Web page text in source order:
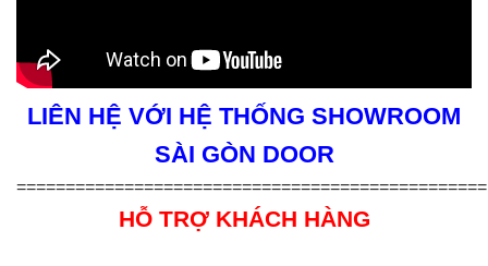
LIÊN HỆ VỚI HỆ THỐNG SHOWROOM
SÀI GÒN DOOR
================================================
HỖ TRỢ KHÁCH HÀNG